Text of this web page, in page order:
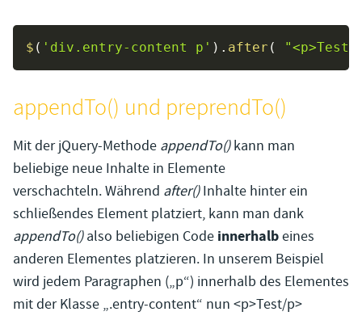
$ ( 'div.entry-content p' ) . after (
appendTo() und preprendTo()
Mit der jQuery-Methode appendTo()kann man
beliebige neue Inhalte in Elemente
verschachteln. Während after()Inhalte hinter ein
schließendes Element platziert, kann man dank
appendTo()also beliebigen Code innerhalbeines
anderen Elementes platzieren. In unserem Beispiel
wird jedem Paragraphen („p“) innerhalb des Elementes
mit der Klasse „.entry-content“ nun <p>Test/p>